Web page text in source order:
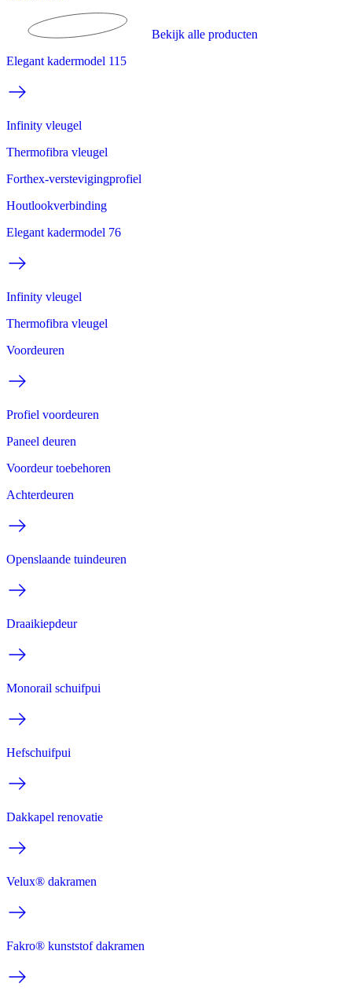
Bekijk alle producten
Elegant kadermodel 115
Infinity vleugel
Thermofibra vleugel
Forthex-verstevigingprofiel
Houtlookverbinding
Elegant kadermodel 76
Infinity vleugel
Thermofibra vleugel
Voordeuren
Profiel voordeuren
Paneel deuren
Voordeur toebehoren
Achterdeuren
Openslaande tuindeuren
Draaikiepdeur
Monorail schuifpui
Hefschuifpui
Dakkapel renovatie
Velux® dakramen
Fakro® kunststof dakramen